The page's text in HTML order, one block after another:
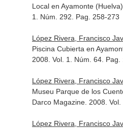
Local en Ayamonte (Huelva).
1. Núm. 292. Pag. 258-273
López Rivera, Francisco
Piscina Cubierta en
2008. Vol. 1. Núm. 64. Pag.
López Rivera, Francisco
Museu Parque de los
Darco Magazine. 2008.
López Rivera, Francisco